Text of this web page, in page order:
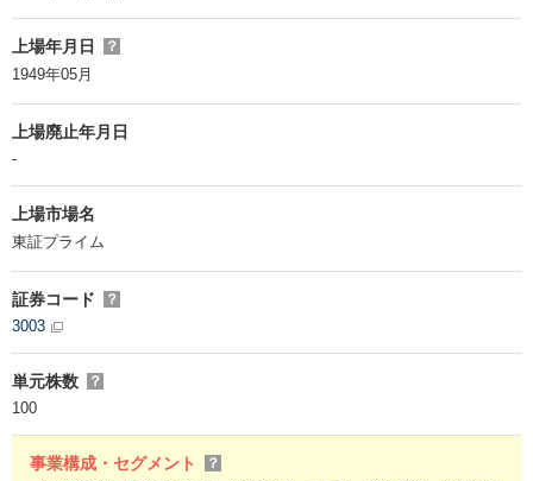
上場年月日 ？
1949年05月
上場廃止年月日
-
上場市場名
東証プライム
証券コード ？
3003
単元株数 ？
100
事業構成・セグメント ？